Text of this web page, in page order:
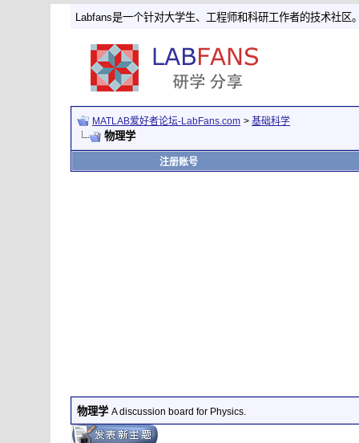
Labfans是一个针对大学生、工程师和科研工作者的技术社区
MATLAB爱好者论坛-LabFans.com > 基础科学
物理学
注册账号
物理学 A discussion board for Physics.